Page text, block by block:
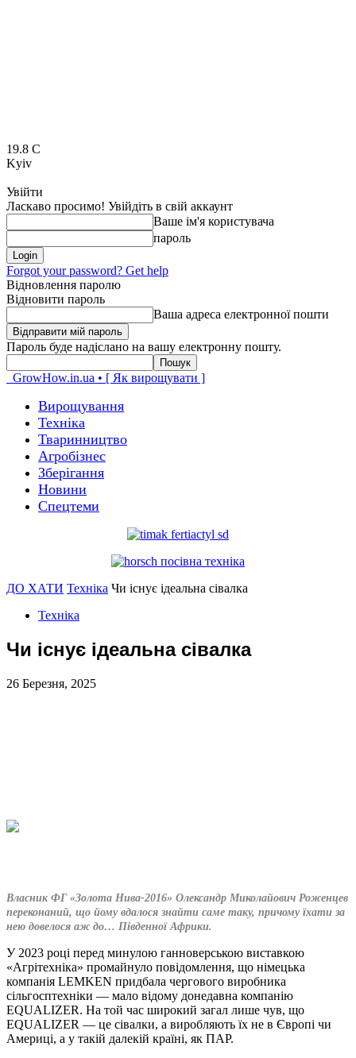
19.8 C
Kyiv
Увійти
Ласкаво просимо! Увійдіть в свій аккаунт
Ваше ім'я користувача
пароль
Forgot your password? Get help
Відновлення паролю
Відновити пароль
Ваша адреса електронної пошти
Пароль буде надіслано на вашу електронну пошту.
GrowHow.in.ua • [ Як вирощувати ]
Вирощування
Техніка
Тваринництво
Агробізнес
Зберігання
Новини
Спецтеми
ДО ХАТИ Техніка Чи існує ідеальна сівалка
Техніка
Чи існує ідеальна сівалка
26 Березня, 2025
Власник ФГ «Золота Нива-2016» Олександр Миколайович Роженцев
переконаний, що йому вдалося знайти саме таку, причому їхати за
нею довелося аж до… Південної Африки.
У 2023 році перед минулою ганноверською виставкою
«Агрітехніка» промайнуло повідомлення, що німецька
компанія LEMKEN придбала чергового виробника
сільгосптехніки ― мало відому донедавна компанію
EQUALIZER. На той час широкий загал лише чув, що
EQUALIZER ― це сівалки, а виробляють їх не в Європі чи
Америці, а у такій далекій країні, як ПАР.